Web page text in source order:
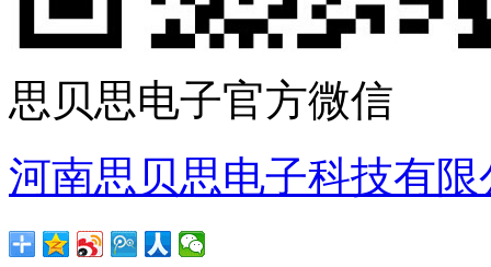
思贝思电子官方微信
河南思贝思电子科技有限